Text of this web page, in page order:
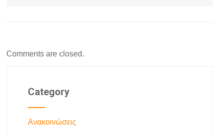
Comments are closed.
Category
Ανακοινώσεις